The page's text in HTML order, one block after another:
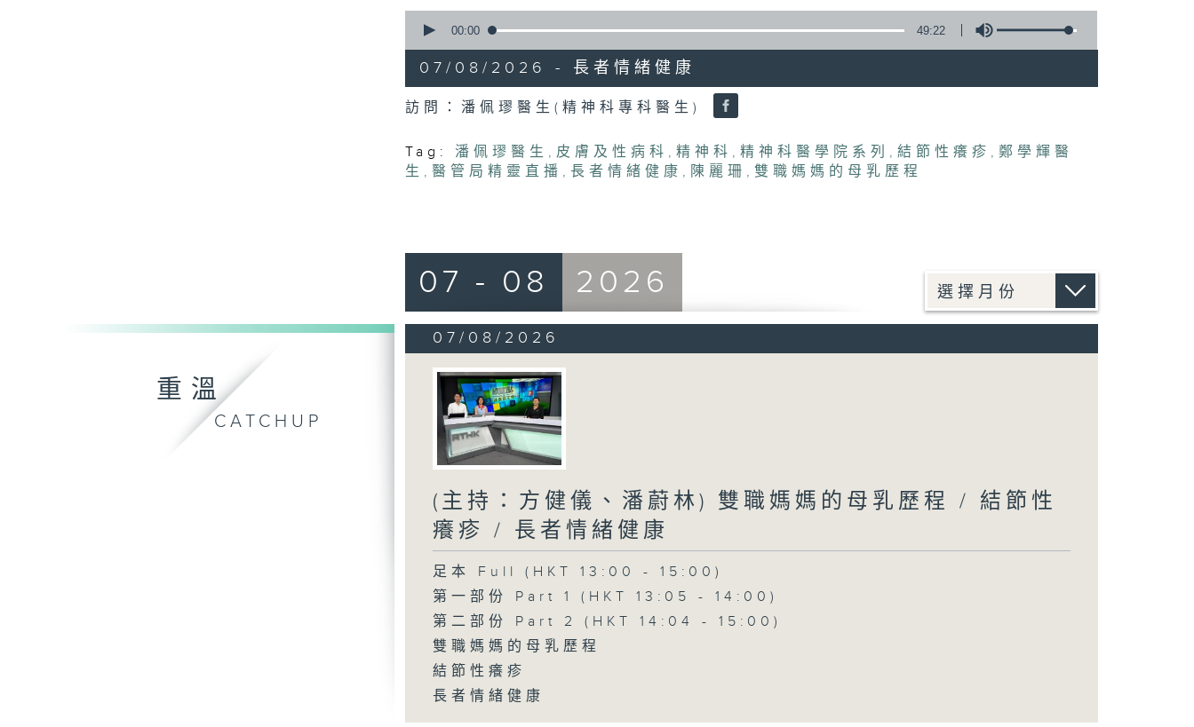
seconds
49
minutes,
22
secondsVolume
90%
00:00 49:22
07/08/2026 - 長者情緒健康
訪問：潘佩璆醫生(精神科專科醫生)
Tag: 潘佩璆醫生 , 皮膚及性病科 , 精神科 , 精神科醫學院系列 , 結節性癢疹 , 鄭學輝醫
生 , 醫管局精靈直播 , 長者情緒健康 , 陳麗珊 , 雙職媽媽的母乳歷程
重溫
CATCHUP
07 - 08 2026
07/08/2026
(主持：方健儀、潘蔚林) 雙職媽媽的母乳歷程 / 結節性
癢疹 / 長者情緒健康
足本 Full (HKT 13:00 - 15:00)
第一部份 Part 1 (HKT 13:05 - 14:00)
第二部份 Part 2 (HKT 14:04 - 15:00)
雙職媽媽的母乳歷程
結節性癢疹
長者情緒健康